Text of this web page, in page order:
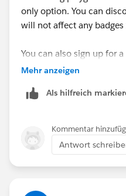
only option. You can
will not affect any badges
You can also sign up for
(https://
org page) and use it to
Mehr anzeigen
Als hilfreich
Kommentar
Antwort